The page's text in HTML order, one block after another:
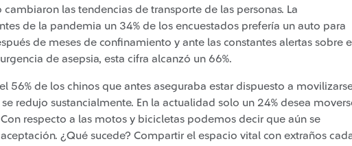
cambiaron las tendencias de transporte de las personas. La
de la pandemia un 34% de los encuestados prefería un auto para
de meses de confinamiento y ante las constantes alertas sobre
de asepsia, esta cifra alcanzó un 66%.
56% de los chinos que antes aseguraba estar dispuesto a
redujo sustancialmente. En la actualidad solo un 24% desea
respecto a las motos y bicicletas podemos decir que aún se
¿Qué sucede? Compartir el espacio vital con extraños